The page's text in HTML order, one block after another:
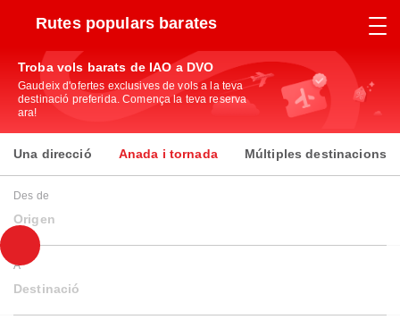
Rutes populars barates
Troba vols barats de IAO a DVO
Gaudeix d'ofertes exclusives de vols a la teva
destinació preferida. Comença la teva reserva
ara!
Una direcció Anada i tornada Múltiples destinacions
Des de
Origen
A
Destinació